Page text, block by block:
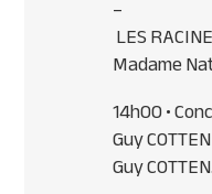
–
LES
Madame
14h00 •
GuyCOTTEN
GuyCOTTEN.